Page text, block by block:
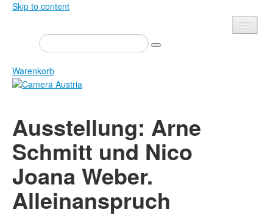
Skip to content
Presse
Veranstaltungen
Newsletter
Über uns
Ausschreibungen
Shop
Datenschutz
Warenkorb
Zeitschrift
Ausstellungen
Bücher
Edition
Bibliothek
Ausstellung: Arne
Schmitt und Nico
Joana Weber.
Alleinanspruch